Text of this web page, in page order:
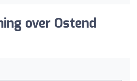
over Ostend